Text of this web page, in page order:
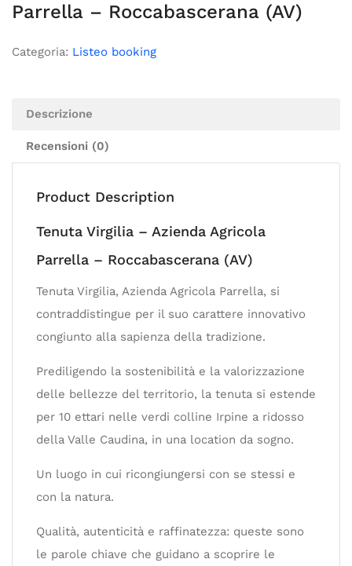
Parrella – Roccabascerana (AV)
Categoria: Listeo booking
Descrizione
Recensioni (0)
Product Description
Tenuta Virgilia – Azienda Agricola
Parrella – Roccabascerana (AV)
Tenuta Virgilia, Azienda Agricola Parrella, si
contraddistingue per il suo carattere innovativo
congiunto alla sapienza della tradizione.
Prediligendo la sostenibilità e la valorizzazione
delle bellezze del territorio, la tenuta si estende
per 10 ettari nelle verdi colline Irpine a ridosso
della Valle Caudina, in una location da sogno.
Un luogo in cui ricongiungersi con se stessi e
con la natura.
Qualità, autenticità e raffinatezza: queste sono
le parole chiave che guidano a scoprire le